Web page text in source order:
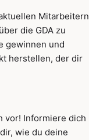
Mitarbeitern
die GDA zu
gewinnen und
herstellen, der dir
vor! Informiere dich
wie du deine